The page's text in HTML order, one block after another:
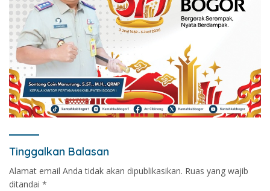
Tinggalkan Balasan
Alamat email Anda tidak akan dipublikasikan. Ruas yang wajib
ditandai *